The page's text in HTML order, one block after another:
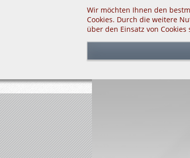
Wir möchten Ihnen den
Cookies. Durch die weitere
über den Einsatz von